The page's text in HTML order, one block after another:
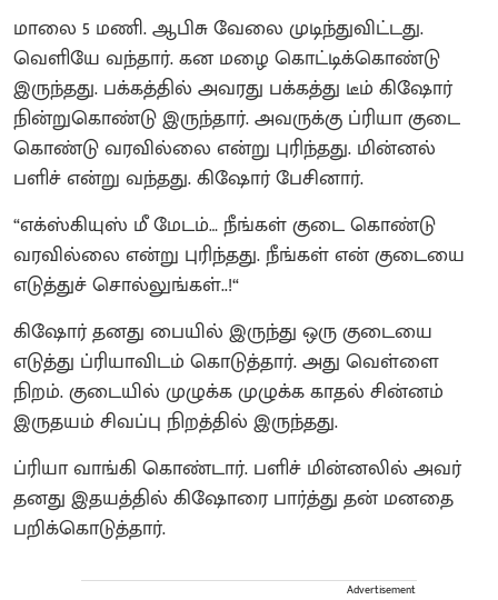
மாலை 5 மணி. ஆபிசு வேலை முடிந்துவிட்டது.
வெளியே வந்தார். கன மழை கொட்டிக்கொண்டு
இருந்தது. பக்கத்தில் அவரது பக்கத்து டீம் கிஷோர்
நின்றுகொண்டு இருந்தார். அவருக்கு ப்ரியா குடை
கொண்டு வரவில்லை என்று புரிந்தது. மின்னல்
பளிச் என்று வந்தது. கிஷோர் பேசினார்.
“எக்ஸ்கியுஸ் மீ மேடம்… நீங்கள் குடை கொண்டு
வரவில்லை என்று புரிந்தது. நீங்கள் என் குடையை
எடுத்துச் சொல்லுங்கள்..!“
கிஷோர் தனது பையில் இருந்து ஒரு குடையை
எடுத்து ப்ரியாவிடம் கொடுத்தார். அது வெள்ளை
நிறம். குடையில் முழுக்க முழுக்க காதல் சின்னம்
இருதயம் சிவப்பு நிறத்தில் இருந்தது.
ப்ரியா வாங்கி கொண்டார். பளிச் மின்னலில் அவர்
தனது இதயத்தில் கிஷோரை பார்த்து தன் மனதை
பறிக்கொடுத்தார்.
Advertisement